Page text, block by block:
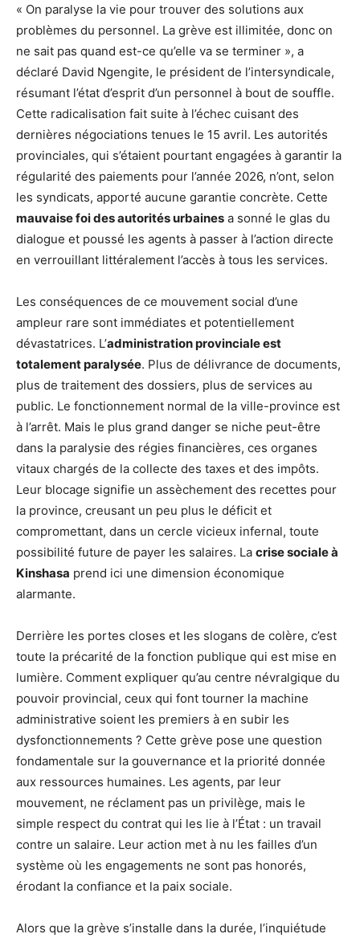
« On paralyse la vie pour trouver des solutions aux
problèmes du personnel. La grève est illimitée, donc on
ne sait pas quand est-ce qu’elle va se terminer », a
déclaré David Ngengite, le président de l’intersyndicale,
résumant l’état d’esprit d’un personnel à bout de souffle.
Cette radicalisation fait suite à l’échec cuisant des
dernières négociations tenues le 15 avril. Les autorités
provinciales, qui s’étaient pourtant engagées à garantir la
régularité des paiements pour l’année 2026, n’ont, selon
les syndicats, apporté aucune garantie concrète. Cette
mauvaise foi des autorités urbaines a sonné le glas du
dialogue et poussé les agents à passer à l’action directe
en verrouillant littéralement l’accès à tous les services.
Les conséquences de ce mouvement social d’une
ampleur rare sont immédiates et potentiellement
dévastatrices. L’administration provinciale est
totalement paralysée. Plus de délivrance de documents,
plus de traitement des dossiers, plus de services au
public. Le fonctionnement normal de la ville-province est
à l’arrêt. Mais le plus grand danger se niche peut-être
dans la paralysie des régies financières, ces organes
vitaux chargés de la collecte des taxes et des impôts.
Leur blocage signifie un assèchement des recettes pour
la province, creusant un peu plus le déficit et
compromettant, dans un cercle vicieux infernal, toute
possibilité future de payer les salaires. La crise sociale à
Kinshasa prend ici une dimension économique
alarmante.
Derrière les portes closes et les slogans de colère, c’est
toute la précarité de la fonction publique qui est mise en
lumière. Comment expliquer qu’au centre névralgique du
pouvoir provincial, ceux qui font tourner la machine
administrative soient les premiers à en subir les
dysfonctionnements ? Cette grève pose une question
fondamentale sur la gouvernance et la priorité donnée
aux ressources humaines. Les agents, par leur
mouvement, ne réclament pas un privilège, mais le
simple respect du contrat qui les lie à l’État : un travail
contre un salaire. Leur action met à nu les failles d’un
système où les engagements ne sont pas honorés,
érodant la confiance et la paix sociale.
Alors que la grève s’installe dans la durée, l’inquiétude